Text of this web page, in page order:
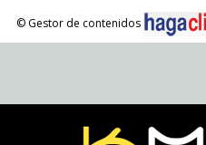
© Gestor de contenidos